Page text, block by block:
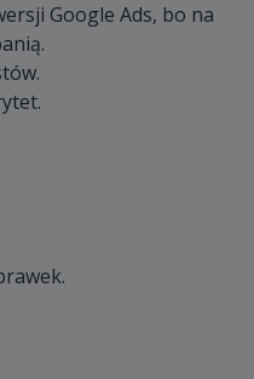
Google Ads, bo na